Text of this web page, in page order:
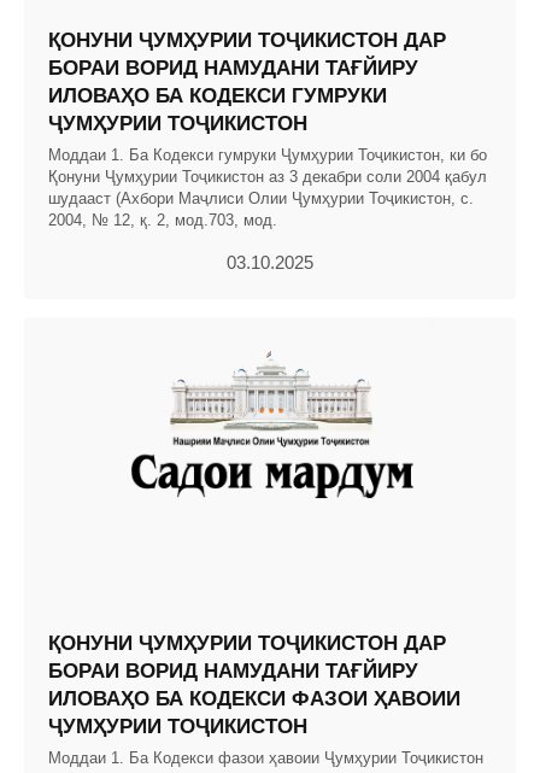
ҚОНУНИ ҶУМҲУРИИ ТОҶИКИСТОН ДАР
БОРАИ ВОРИД НАМУДАНИ ТАҒЙИРУ
ИЛОВАҲО БА КОДЕКСИ ГУМРУКИ
ҶУМҲУРИИ ТОҶИКИСТОН
Моддаи 1. Ба Кодекси гумруки Ҷумҳурии Тоҷикистон, ки бо
Қонуни Ҷумҳурии Тоҷикистон аз 3 декабри соли 2004 қабул
шудааст (Ахбори Маҷлиси Олии Ҷумҳурии Тоҷикистон, с.
2004, № 12, қ. 2, мод.703, мод.
03.10.2025
ҚОНУНИ ҶУМҲУРИИ ТОҶИКИСТОН ДАР
БОРАИ ВОРИД НАМУДАНИ ТАҒЙИРУ
ИЛОВАҲО БА КОДЕКСИ ФАЗОИ ҲАВОИИ
ҶУМҲУРИИ ТОҶИКИСТОН
Моддаи 1. Ба Кодекси фазои ҳавоии Ҷумҳурии Тоҷикистон